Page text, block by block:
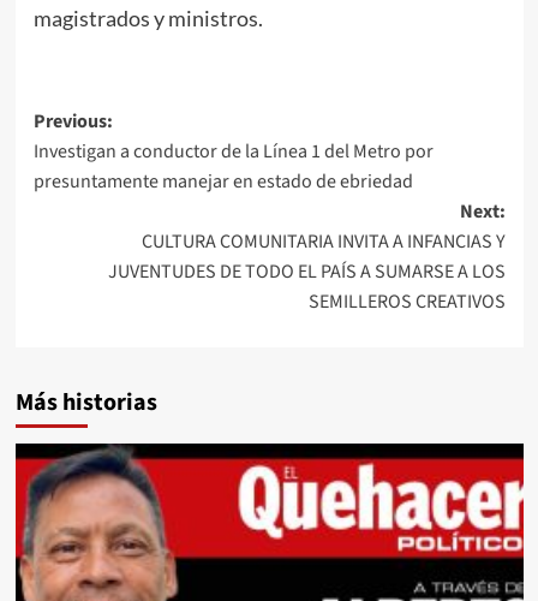
magistrados y ministros.
Post
navigation
Previous:
Investigan a conductor de la Línea 1 del Metro por
presuntamente manejar en estado de ebriedad
Next:
CULTURA COMUNITARIA INVITA A INFANCIAS Y
JUVENTUDES DE TODO EL PAÍS A SUMARSE A LOS
SEMILLEROS CREATIVOS
Más historias